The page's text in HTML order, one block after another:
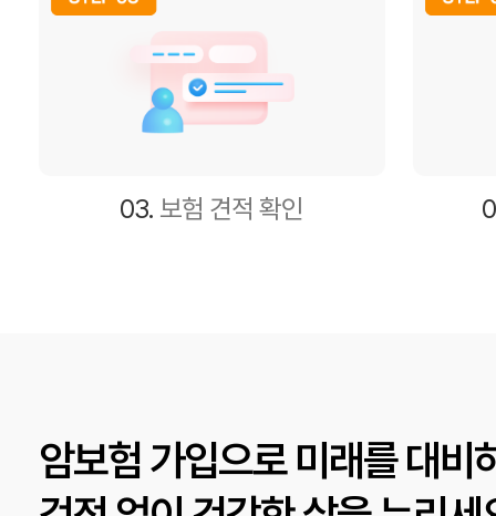
03. 보험 견적 확인
암보험 가입으로 미래를 대비